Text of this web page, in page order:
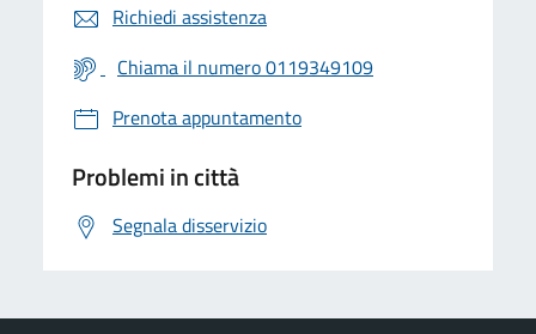
Richiedi assistenza
Chiama il numero 0119349109
Prenota appuntamento
Problemi in città
Segnala disservizio